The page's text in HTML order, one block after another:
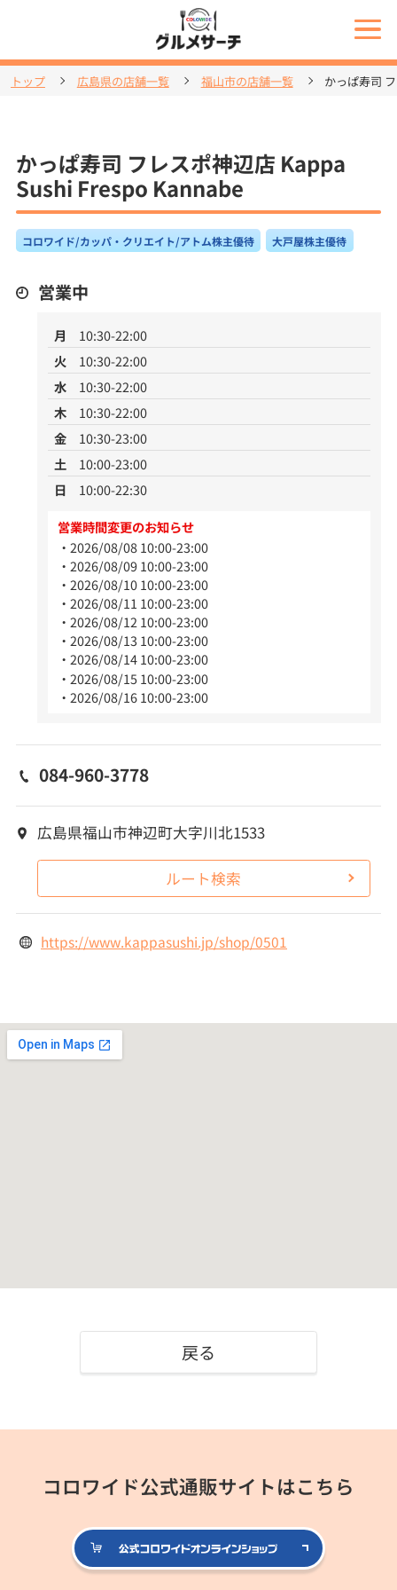
トップ 広島県の店舗一覧 福山市の店舗一覧 かっぱ寿司
かっぱ寿司 フレスポ神辺店 Kappa
Sushi Frespo Kannabe
コロワイド/カッパ・クリエイト/アトム株主優待 大戸屋株主優待
営業中
月
10:30-22:00
火
10:30-22:00
水
10:30-22:00
木
10:30-22:00
金
10:30-23:00
土
10:00-23:00
日
10:00-22:30
営業時間変更のお知らせ
2026/08/08 10:00-23:00
2026/08/09 10:00-23:00
2026/08/10 10:00-23:00
2026/08/11 10:00-23:00
2026/08/12 10:00-23:00
2026/08/13 10:00-23:00
2026/08/14 10:00-23:00
2026/08/15 10:00-23:00
2026/08/16 10:00-23:00
084-960-3778
広島県福山市神辺町大字川北1533
ルート検索
https://www.kappasushi.jp/shop/0501
戻る
コロワイド公式通販サイトはこちら
公式コロ